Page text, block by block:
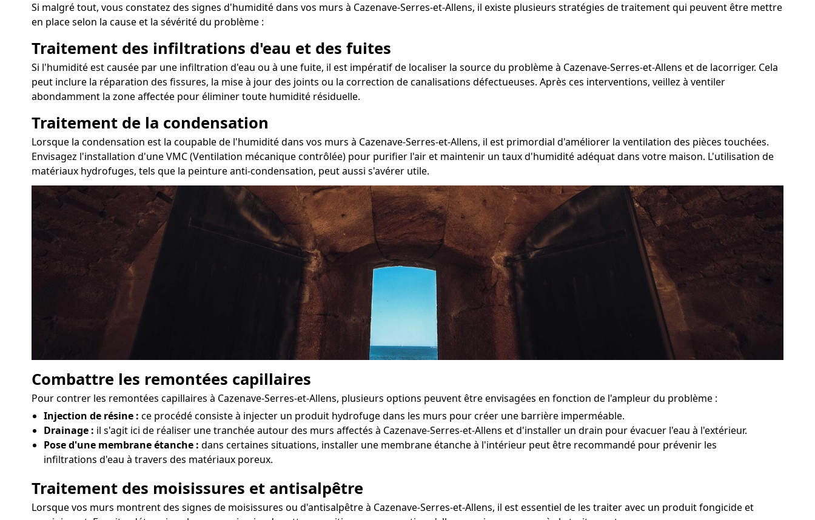
Si malgré tout, vous constatez des signes d'humidité dans vos murs à Cazenave-Serres-et-Allens, il existe plusieurs stratégies de traitement qui peuvent être mettre
en place selon la cause et la sévérité du problème :
Traitement des infiltrations d'eau et des fuites
Si l'humidité est causée par une infiltration d'eau ou à une fuite, il est impératif de localiser la source du problème à Cazenave-Serres-et-Allens et de lacorriger. Cela
peut inclure la réparation des fissures, la mise à jour des joints ou la correction de canalisations défectueuses. Après ces interventions, veillez à ventiler
abondamment la zone affectée pour éliminer toute humidité résiduelle.
Traitement de la condensation
Lorsque la condensation est la coupable de l'humidité dans vos murs à Cazenave-Serres-et-Allens, il est primordial d'améliorer la ventilation des pièces touchées.
Envisagez l'installation d'une VMC (Ventilation mécanique contrôlée) pour purifier l'air et maintenir un taux d'humidité adéquat dans votre maison. L'utilisation de
matériaux hydrofuges, tels que la peinture anti-condensation, peut aussi s'avérer utile.
Combattre les remontées capillaires
Pour contrer les remontées capillaires à Cazenave-Serres-et-Allens, plusieurs options peuvent être envisagées en fonction de l'ampleur du problème :
Injection de résine : ce procédé consiste à injecter un produit hydrofuge dans les murs pour créer une barrière imperméable.
Drainage : il s'agit ici de réaliser une tranchée autour des murs affectés à Cazenave-Serres-et-Allens et d'installer un drain pour évacuer l'eau à l'extérieur.
Pose d'une membrane étanche : dans certaines situations, installer une membrane étanche à l'intérieur peut être recommandé pour prévenir les
infiltrations d'eau à travers des matériaux poreux.
Traitement des moisissures et antisalpêtre
Lorsque vos murs montrent des signes de moisissures ou d'antisalpêtre à Cazenave-Serres-et-Allens, il est essentiel de les traiter avec un produit fongicide et